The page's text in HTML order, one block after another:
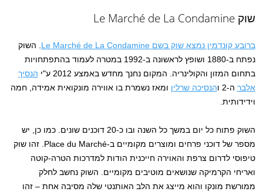
שוק Le Marché de La Condamine
ברובע קונדמיןנמצא שוק בשם Le Marché de La Condamine
. השוק
נפתח ב-1880 ושופץ לראשונה ב-1992 במטרה לעמוד בהתפתחויות
בתחום המזון והקולינריה. המקום נחנך מחדש באמצע 2012 ע"י
הנסיך
אלבר ה-2 ו הנסיכה שרלין ומאז נשמרת בו אווירה מונקואית אמידה, חמה
וידידותית.
השוק פתוח כל יום במשך כל השנה ובו כ-20 דוכנים שונים. כמו כן, יש
מספר של דוכני פרחים ומוצרים מקומיים ב-Place du Marché. זהו שוק
טיפוסי לדרום צרפת והאוירה חייכנית הודות למדרכות הטרה-קוטה
ואריחי הקרמיקה שנושאים מוטיבים מקומיים. השוק נחשב לחלק
ממורשת מונקו והוא מייצג את הלב האותנטי שלה מסיבה אחת – זהו